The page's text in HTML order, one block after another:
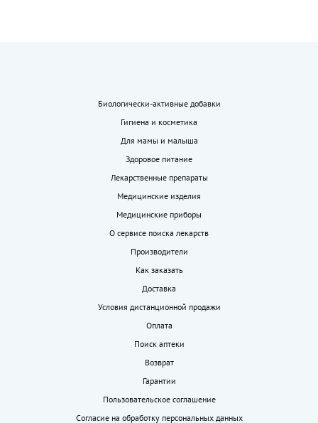
Биологически-активные добавки
Гигиена и косметика
Для мамы и малыша
Здоровое питание
Лекарственные препараты
Медицинские изделия
Медицинские приборы
О сервисе поиска лекарств
Производители
Как заказать
Доставка
Условия дистанционной продажи
Оплата
Поиск аптеки
Возврат
Гарантии
Пользовательское соглашение
Согласие на обработку персональных данных